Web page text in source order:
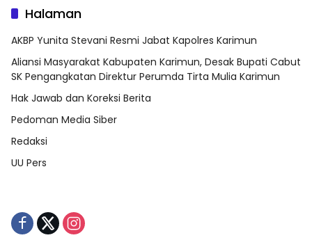
Halaman
AKBP Yunita Stevani Resmi Jabat Kapolres Karimun
Aliansi Masyarakat Kabupaten Karimun, Desak Bupati Cabut
SK Pengangkatan Direktur Perumda Tirta Mulia Karimun
Hak Jawab dan Koreksi Berita
Pedoman Media Siber
Redaksi
UU Pers